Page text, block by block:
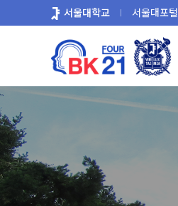
로
뉴
서울대학교 서울대포털